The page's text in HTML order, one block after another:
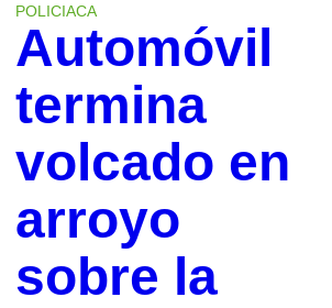
POLICIACA
Automóvil
termina
volcado en
arroyo
sobre la